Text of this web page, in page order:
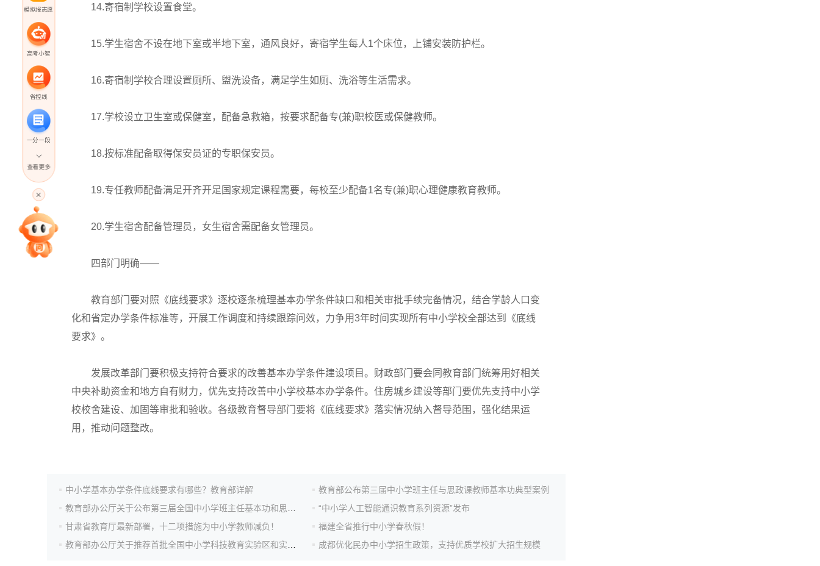
14.寄宿制学校设置食堂。
15.学生宿舍不设在地下室或半地下室，通风良好，寄宿学生每人1个床位，上铺安装防护栏。
16.寄宿制学校合理设置厕所、盥洗设备，满足学生如厕、洗浴等生活需求。
17.学校设立卫生室或保健室，配备急救箱，按要求配备专(兼)职校医或保健教师。
18.按标准配备取得保安员证的专职保安员。
19.专任教师配备满足开齐开足国家规定课程需要，每校至少配备1名专(兼)职心理健康教育教师。
20.学生宿舍配备管理员，女生宿舍需配备女管理员。
四部门明确——
教育部门要对照《底线要求》逐校逐条梳理基本办学条件缺口和相关审批手续完备情况，结合学龄人口变
化和省定办学条件标准等，开展工作调度和持续跟踪问效，力争用3年时间实现所有中小学校全部达到《底线
要求》。
发展改革部门要积极支持符合要求的改善基本办学条件建设项目。财政部门要会同教育部门统筹用好相关
中央补助资金和地方自有财力，优先支持改善中小学校基本办学条件。住房城乡建设等部门要优先支持中小学
校校舍建设、加固等审批和验收。各级教育督导部门要将《底线要求》落实情况纳入督导范围，强化结果运
用，推动问题整改。
中小学基本办学条件底线要求有哪些？教育部详解
教育部公布第三届中小学班主任与思政课教师基本功典型案例
“中小学人工智能通识教育系列资源”发布
甘肃省教育厅最新部署，十二项措施为中小学教师减负！
福建全省推行中小学春秋假！
成都优化民办中小学招生政策，支持优质学校扩大招生规模
模拟报志愿
高考小智
省控线
一分一段
高考直播
专家指导课
查看更多